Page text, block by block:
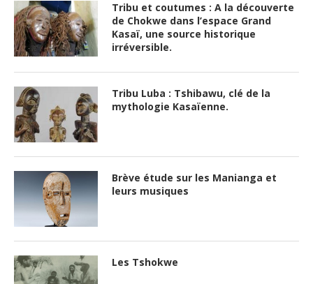
Tribu et coutumes : A la découverte
de Chokwe dans l’espace Grand
Kasaï, une source historique
irréversible.
Tribu Luba : Tshibawu, clé de la
mythologie Kasaïenne.
Brève étude sur les Manianga et
leurs musiques
Les Tshokwe